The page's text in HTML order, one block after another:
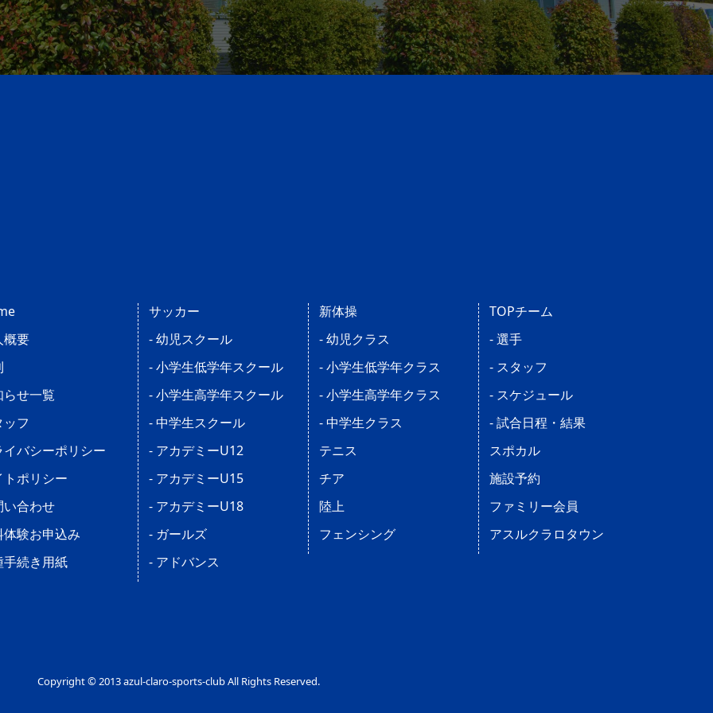
概要
らせ一覧
フ
イバシーポリシー
トポリシー
い合わせ
体験お申込み
手続き用紙
サッカー
- 幼児スクール
- 小学生低学年スクール
- 小学生高学年スクール
- 中学生スクール
- アカデミーU12
- アカデミーU15
- アカデミーU18
- ガールズ
- アドバンス
新体操
- 幼児クラス
- 小学生低学年クラス
- 小学生高学年クラス
- 中学生クラス
テニス
チア
陸上
フェンシング
TOPチーム
- 選手
- スタッフ
- スケジュール
- 試合日程・結果
スポカル
施設予約
ファミリー会員
アスルクラロタウン
Copyright © 2013 azul-claro-sports-club All Rights Reserved.